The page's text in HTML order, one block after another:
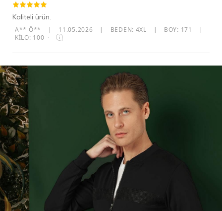
Kaliteli ürün.
A** Ö** | 11.05.2026 | BEDEN: 4XL | BOY: 171
|
KILO: 100 ·